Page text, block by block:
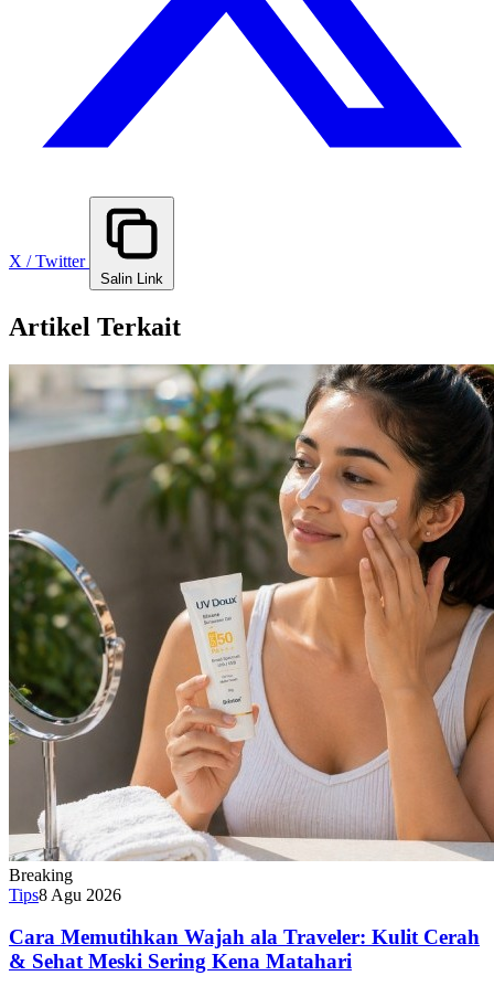
X / Twitter
Salin Link
Artikel Terkait
Breaking
Tips8 Agu 2026
Cara Memutihkan Wajah ala Traveler: Kulit Cerah
& Sehat Meski Sering Kena Matahari